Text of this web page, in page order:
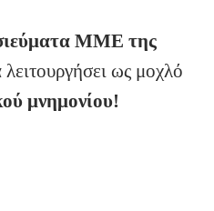
ΜΜΕ της
ως μοχλό
μνημονίου!